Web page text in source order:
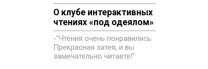
О клубе интерактивных
чтениях «под одеялом»
-"Чтения очень понравились.
Прекрасная затея, и вы
замечательно читаете!"